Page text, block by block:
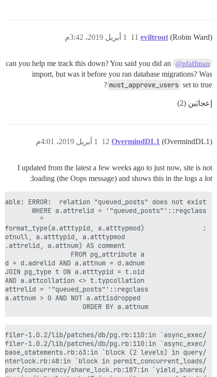
eviltrout (Robin Ward) 1 أبريل 2019، 3:42م 11
@pfaffman
can you help me track this down? You said you did an
import, but was it before you ran database migrations? Was
must_approve_users set to true?
إعجابَين (2)
OvermindDL1 (OvermindDL1) 1 أبريل 2019، 4:01م 12
I updated from the latest a few weeks ago to just now, site is not
loading (the Oops message) and shows this in the logs a lot
: